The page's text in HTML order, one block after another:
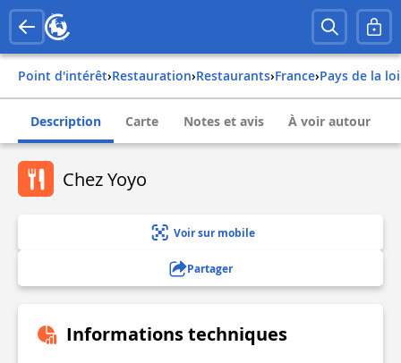
Point d'intérêt› Restauration› Restaurants› france› pays de la
Description Carte Notes et avis À voir autour
Chez Yoyo
Voir sur mobile
Partager
Informations techniques